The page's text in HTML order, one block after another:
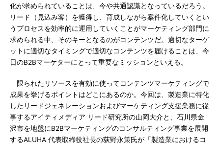
化が求められていることは、今や共通認識となっているだろう。
リード（見込み客）を獲得し、育成しながら案件化していくとい
うプロセスを効率的に運用していくことがマーケティング部門に
求められる中、そのキーとなるのがコンテンツだ。適切なターゲ
ットに適切なタイミングで適切なコンテンツを届けることは、今
日のB2Bマーケターにとって重要なミッションといえる。
限られたリソースを有効に使ってコンテンツマーケティングで
成果を挙げるポイントはどこにあるのか。今回は、製造業に特化
したリードジェネレーションおよびマーケティング支援業務に従
事するアイティメディア リード研究所の山岡大介と、石川県金
沢市を地盤にB2Bマーケティングのコンサルティング事業を展開
するALUHA 代表取締役社長の荻野永策氏が「製造業におけるコ